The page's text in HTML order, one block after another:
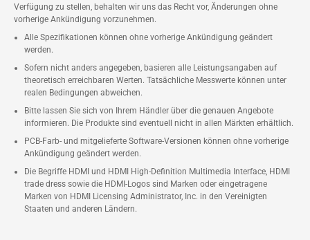
Verfügung zu stellen, behalten wir uns das Recht vor, Änderungen ohne
vorherige Ankündigung vorzunehmen.
Alle Spezifikationen können ohne vorherige Ankündigung geändert
werden.
Sofern nicht anders angegeben, basieren alle Leistungsangaben auf
theoretisch erreichbaren Werten. Tatsächliche Messwerte können unter
realen Bedingungen abweichen.
Bitte lassen Sie sich von Ihrem Händler über die genauen Angebote
informieren. Die Produkte sind eventuell nicht in allen Märkten erhältlich.
PCB-Farb- und mitgelieferte Software-Versionen können ohne vorherige
Ankündigung geändert werden.
Die Begriffe HDMI und HDMI High-Definition Multimedia Interface, HDMI
trade dress sowie die HDMI-Logos sind Marken oder eingetragene
Marken von HDMI Licensing Administrator, Inc. in den Vereinigten
Staaten und anderen Ländern.